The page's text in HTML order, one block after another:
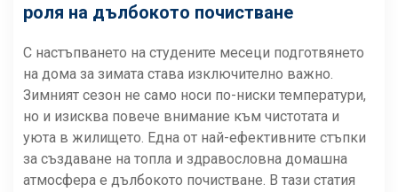
роля на дълбокото почистване
С настъпването на студените месеци подготвянето
на дома за зимата става изключително важно.
Зимният сезон не само носи по-ниски температури,
но и изисква повече внимание към чистотата и
уюта в жилището. Една от най-ефективните стъпки
за създаване на топла и здравословна домашна
атмосфера е дълбокото почистване. В тази статия